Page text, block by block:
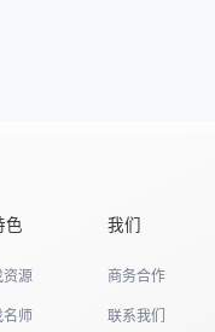
色
资源
名师
我们
商务合作
联系我们